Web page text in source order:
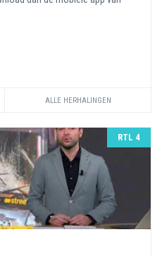
ALLE HERHALINGEN
RTL 4